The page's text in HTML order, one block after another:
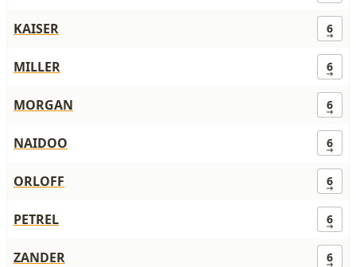
KAISER 6
MILLER 6
MORGAN 6
NAIDOO 6
ORLOFF 6
PETREL 6
ZANDER 6